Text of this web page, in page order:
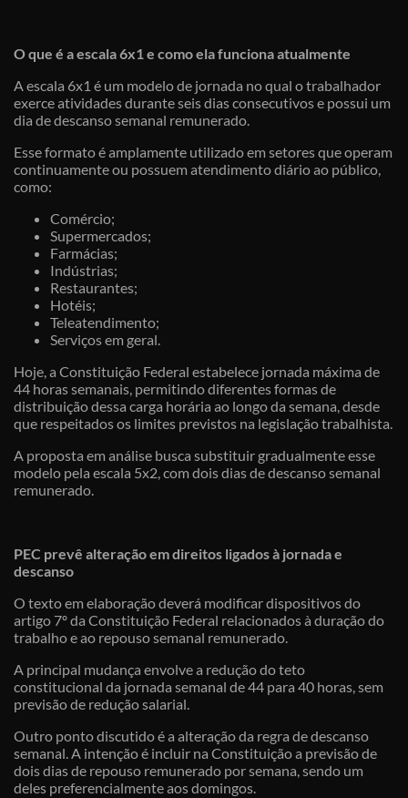
O que é a escala 6x1 e como ela funciona atualmente
A escala 6x1 é um modelo de jornada no qual o trabalhador
exerce atividades durante seis dias consecutivos e possui um
dia de descanso semanal remunerado.
Esse formato é amplamente utilizado em setores que operam
continuamente ou possuem atendimento diário ao público,
como:
Comércio;
Supermercados;
Farmácias;
Indústrias;
Restaurantes;
Hotéis;
Teleatendimento;
Serviços em geral.
Hoje, a Constituição Federal estabelece jornada máxima de
44 horas semanais, permitindo diferentes formas de
distribuição dessa carga horária ao longo da semana, desde
que respeitados os limites previstos na legislação trabalhista.
A proposta em análise busca substituir gradualmente esse
modelo pela escala 5x2, com dois dias de descanso semanal
remunerado.
PEC prevê alteração em direitos ligados à jornada e
descanso
O texto em elaboração deverá modificar dispositivos do
artigo 7º da Constituição Federal relacionados à duração do
trabalho e ao repouso semanal remunerado.
A principal mudança envolve a redução do teto
constitucional da jornada semanal de 44 para 40 horas, sem
previsão de redução salarial.
Outro ponto discutido é a alteração da regra de descanso
semanal. A intenção é incluir na Constituição a previsão de
dois dias de repouso remunerado por semana, sendo um
deles preferencialmente aos domingos.